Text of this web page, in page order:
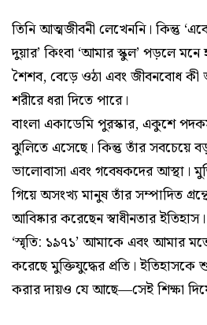
তিনি আত্মজীবনী লেখেননি। কিন্তু
দুয়ার’ কিংবা ‘আমার স্কুল’ পড়লে
শৈশব, বেড়ে ওঠা এবং জীবনবোধ কী
শরীরে ধরা দিতে পারে।
বাংলা একাডেমি পুরস্কার, একুশে
ঝুলিতে এসেছে। কিন্তু তাঁর সবচেয়ে
ভালোবাসা এবং গবেষকদের আস্থা।
গিয়ে অসংখ্য মানুষ তাঁর সম্পাদিত
আবিষ্কার করেছেন স্বাধীনতার
‘স্মৃতি: ১৯৭১’ আমাকে এবং আমার
করেছে মুক্তিযুদ্ধের প্রতি।
করার দায়ও যে আছে—সেই শিক্ষা